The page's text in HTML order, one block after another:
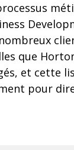
que
et cette
pour